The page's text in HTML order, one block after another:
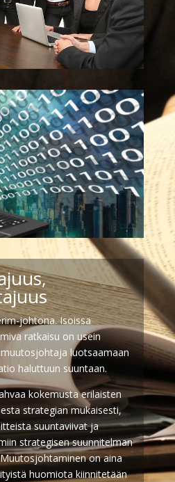
johtona. Isoissa
ratkaisu on usein
luotsaamaan
haluttuun suuntaan.
kokemusta erilaisten
strategian mukaisesti,
suuntaviivat ja
strategisen suunnitelman
on aina
huomiota kiinnitetään